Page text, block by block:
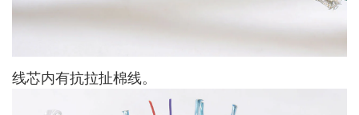
线芯内有抗拉扯棉线。